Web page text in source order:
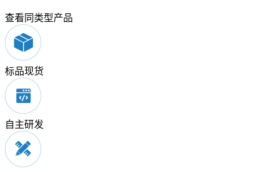
查看同类型产品
标品现货
自主研发